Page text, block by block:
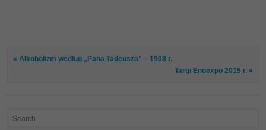
« Alkoholizm według „Pana Tadeusza” – 1908 r.
Targi Enoexpo 2015 r. »